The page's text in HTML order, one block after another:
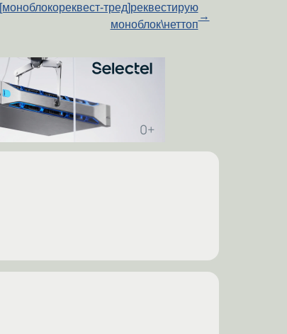
[моноблокореквест-тред]реквестирую
моноблок\неттоп
→